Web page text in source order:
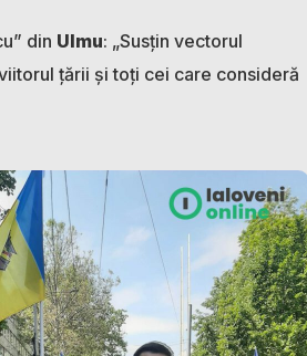
din Ulmu: „Susțin vectorul
țării și toți cei care consideră